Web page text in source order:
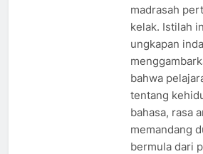
madrasah
kelak. Istilah
ungkapan
bahwa
tentang
bahasa, rasa
memandang
bermula dari